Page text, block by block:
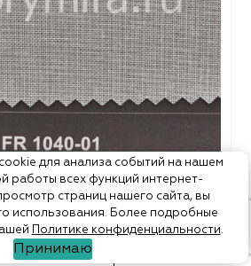
для анализа событий на нашем
работы всех функций интернет-
страниц нашего сайта, вы
использования. Более подробные
Политике конфиденциальности.
Принимаю